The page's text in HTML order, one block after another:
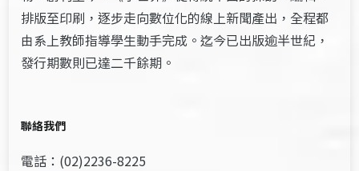
排版至印刷，逐步走向數位化的線上新聞產出，全程都
由系上教師指導學生動手完成。迄今已出版逾半世紀，
發行期數則已達二千餘期。
聯絡我們
電話：(02)2236-8225